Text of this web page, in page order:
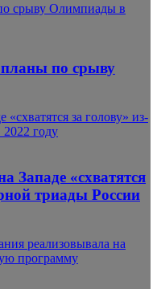
срыву Олимпиады в
по срыву
за голову» из-
году
Западе «схватятся
триады России
реализовывала на
программу